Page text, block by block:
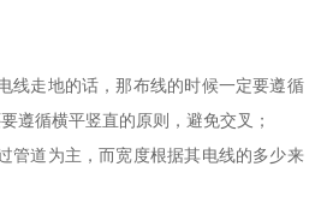
线走地的话，那布线的时候一定要遵循
遵循横平竖直的原则，避免交叉；
管道为主，而宽度根据其电线的多少来